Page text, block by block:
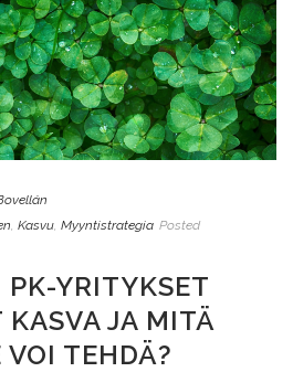
Kasvu Myyntistrategia Posted
PK-YRITYKSET
KASVA JA MITÄ
TEHDÄ?